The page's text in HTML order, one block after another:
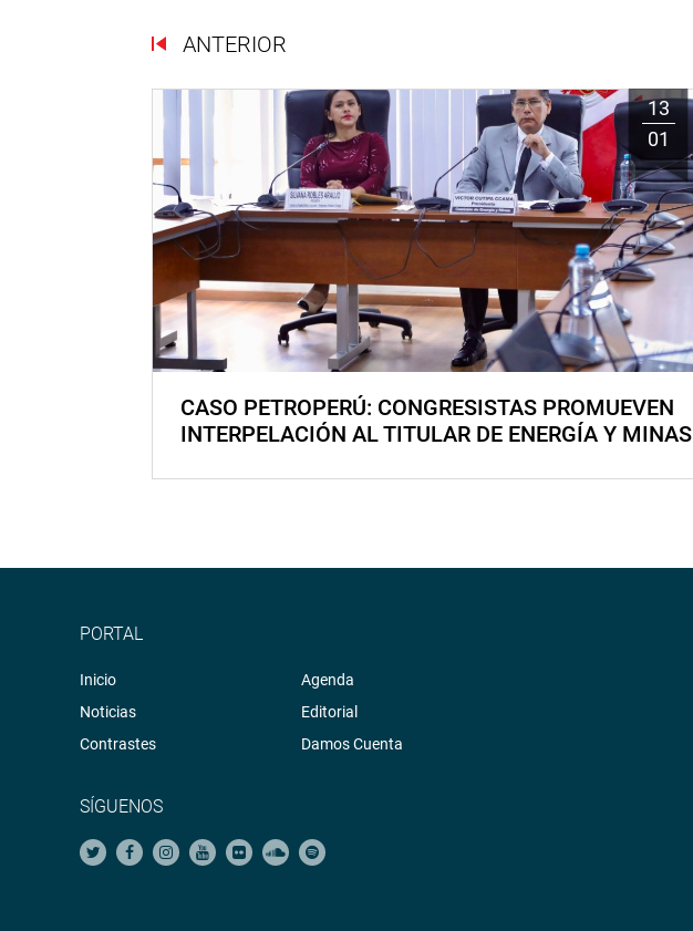
ANTERIOR
13
01
CASO PETROPERÚ: CONGRESISTAS PROMUEVEN
INTERPELACIÓN AL TITULAR DE ENERGÍA Y MINAS
PORTAL
Inicio
Noticias
Contrastes
Agenda
Editorial
Damos Cuenta
SÍGUENOS